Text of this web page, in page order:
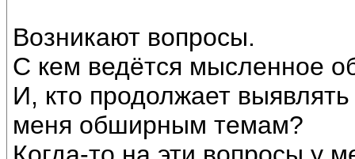
Возникают вопросы.
С кем ведётся мысленное
И, кто продолжает
меня обширным темам?